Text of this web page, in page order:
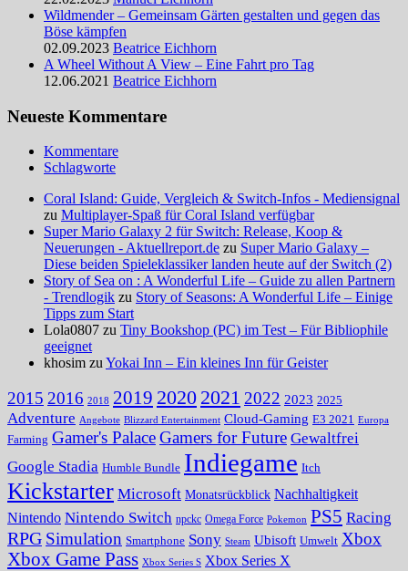
Wildmender – Gemeinsam Gärten gestalten und gegen das
Böse kämpfen
02.09.2023 Beatrice Eichhorn
A Wheel Without A View – Eine Fahrt pro Tag
12.06.2021 Beatrice Eichhorn
Neueste Kommentare
Kommentare
Schlagworte
Coral Island: Guide, Vergleich & Switch-Infos - Mediensignal
zu Multiplayer-Spaß für Coral Island verfügbar
Super Mario Galaxy 2 für Switch: Release, Koop &
Neuerungen - Aktuellreport.de zu Super Mario Galaxy –
Diese beiden Spieleklassiker landen heute auf der Switch (2)
Story of Sea on : A Wonderful Life – Guide zu allen Partnern
- Trendlogik zu Story of Seasons: A Wonderful Life – Einige
Tipps zum Start
Lola0807 zu Tiny Bookshop (PC) im Test – Für Bibliophile
geeignet
khosim zuYokai Inn – Ein kleines Inn für Geister
2015 2016 2018 2019 2020 2021 2022 2023 2025
Adventure Angebote Blizzard Entertainment Cloud-Gaming E3 2021 Europa
Farming Gamer's PalaceGamers for Future Gewaltfrei
Google Stadia Humble Bundle Indiegame Itch
Kickstarter Microsoft Monatsrückblick Nachhaltigkeit
Nintendo Nintendo Switch npckc Omega Force Pokemon PS5 Racing
RPG Simulation Smartphone Sony Steam Ubisoft Umwelt Xbox
Xbox Game Pass Xbox Series S Xbox Series X